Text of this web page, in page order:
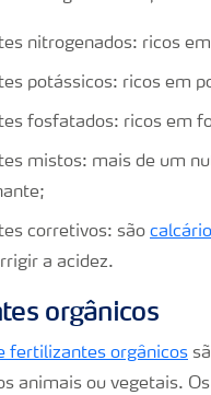
nitrogenados: ricos
potássicos: ricos em
fosfatados: ricos em
mistos: mais de um
corretivos: são
a acidez.
orgânicos
fertilizantes orgânicos
animais ou vegetais.